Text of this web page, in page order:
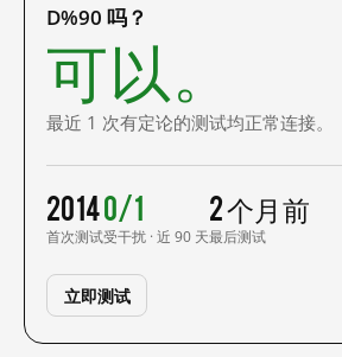
D%90 吗？
可以。
最近 1 次有定论的测试均正常连接。
2014
首次测试
0/1
受干扰 · 近 90 天
2 个月前
最后测试
立即测试